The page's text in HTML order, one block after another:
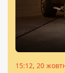
15:12, 20